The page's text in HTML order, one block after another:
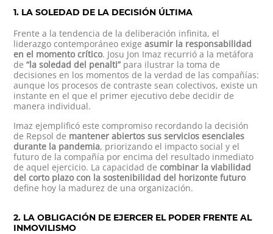
1. LA SOLEDAD DE LA DECISIÓN ÚLTIMA
Frente a la tendencia de la deliberación infinita, el
liderazgo contemporáneo exigeasumir la responsabilidad
en el momento crítico. Josu Jon Imaz recurrió a la metáfora
de“la soledad del penalti” para ilustrar la toma de
decisiones en los momentos de la verdad de las compañías:
aunque los procesos de contraste sean colectivos, existe un
instante en el que el primer ejecutivo debe decidir de
manera individual.
Imaz ejemplificó este compromiso recordando la decisión
de Repsol de mantener abiertos sus servicios esenciales
durante la pandemia, priorizando el impacto social y el
futuro de la compañía por encima del resultado inmediato
de aquel ejercicio. La capacidad decombinar la viabilidad
del corto plazo con la sostenibilidad del horizonte futuro
define hoy la madurez de una organización.
2. LA OBLIGACIÓN DE EJERCER EL PODER FRENTE AL
INMOVILISMO